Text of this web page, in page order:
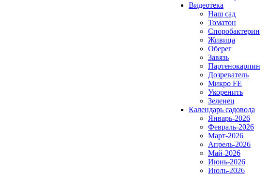
Видеотека
Наш сад
Томатон
Споробактерин
Живица
Оберег
Завязь
Партенокарпин
Дозреватель
Микро FE
Укоренить
Зеленец
Календарь садовода
Январь-2026
Февраль-2026
Март-2026
Апрель-2026
Май-2026
Июнь-2026
Июль-2026